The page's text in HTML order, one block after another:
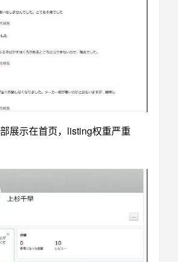
展示在首页，listing权重严重